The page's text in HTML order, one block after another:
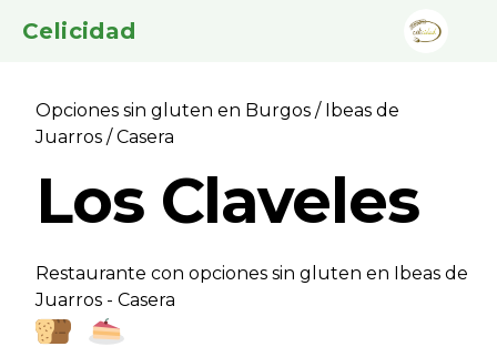
Celicidad
Opciones sin gluten en Burgos / Ibeas de
Juarros / Casera
Los Claveles
Restaurante con opciones sin gluten en Ibeas de
Juarros - Casera